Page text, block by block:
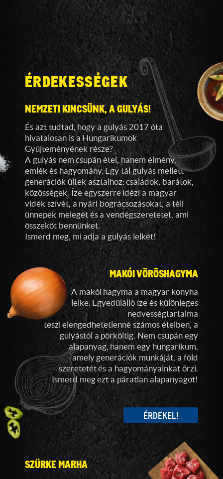
ÉRDEKESSÉGEK
NEMZETI KINCSÜNK, A GULYÁS!
És azt tudtad, hogy a gulyás 2017 óta
hivatalosan is a Hungarikumok
Gyűjteményének része?
A gulyás nem csupán étel, hanem élmény,
emlék és hagyomány. Egy tál gulyás mellett
generációk ültek asztalhoz: családok, barátok,
közösségek. Íze egyszerre idézi a magyar
vidék szívét, a nyári bográcsozásokat, a téli
ünnepek melegét és a vendégszeretetet, ami
összeköt bennünket.
Ismerd meg, mi adja a gulyás lelkét!
MAKÓI VÖRÖSHAGYMA
A makói hagyma a magyar konyha
lelke. Egyedülálló íze és különleges
nedvességtartalma
teszi elengedhetetlenné számos ételben, a
gulyástól a pörköltig. Nem csupán egy
alapanyag, hanem egy hungarikum,
amely generációk munkáját, a föld
szeretetét és a hagyományainkat őrzi.
Ismerd meg ezt a páratlan alapanyagot!
ÉRDEKEL!
SZÜRKE MARHA